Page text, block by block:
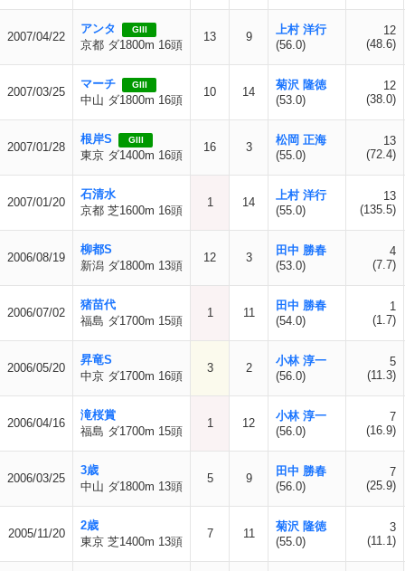
2007/04/22
アンタ GIII
京都 ダ1800m 16頭
13 9
上村 洋行
(56.0)
12
(48.6)
2007/03/25
マーチ GIII
中山 ダ1800m 16頭
10 14
菊沢 隆徳
(53.0)
12
(38.0)
2007/01/28
根岸S GIII
東京 ダ1400m 16頭
16 3
松岡 正海
(55.0)
13
(72.4)
2007/01/20
石清水
京都 芝1600m 16頭
1 14
上村 洋行
(55.0)
13
(135.5)
2006/08/19
柳都S
新潟 ダ1800m 13頭
12 3
田中 勝春
(53.0)
4
(7.7)
2006/07/02
猪苗代
福島 ダ1700m 15頭
1 11
田中 勝春
(54.0)
1
(1.7)
2006/05/20
昇竜S
中京 ダ1700m 16頭
3 2
小林 淳一
(56.0)
5
(11.3)
2006/04/16
滝桜賞
福島 ダ1700m 15頭
1 12
小林 淳一
(56.0)
7
(16.9)
2006/03/25
3歳
中山 ダ1800m 13頭
5 9
田中 勝春
(56.0)
7
(25.9)
2005/11/20
2歳
東京 芝1400m 13頭
7 11
菊沢 隆徳
(55.0)
3
(11.1)